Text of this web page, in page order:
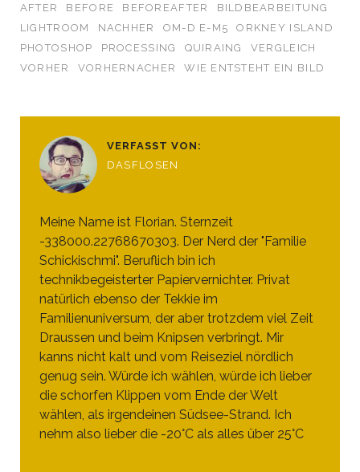
AFTER
BEFORE BEFOREAFTER
BILDBEARBEITUNG
LIGHTROOM
NACHHER OM-D E-M5
ORKNEY ISLAND
PHOTOSHOP
PROCESSING QUIRAING
VERGLEICH
VORHER
VORHERNACHER WIE ENTSTEHT EIN BILD
VERFASST VON:
DASFLOSEN
Meine Name ist Florian. Sternzeit
-338000.22768670303. Der Nerd der "Familie
Schickischmi". Beruflich bin ich
technikbegeisterter Papiervernichter. Privat
natürlich ebenso der Tekkie im
Familienuniversum, der aber trotzdem viel Zeit
Draussen und beim Knipsen verbringt. Mir
kanns nicht kalt und vom Reiseziel nördlich
genug sein. Würde ich wählen, würde ich lieber
die schorfen Klippen vom Ende der Welt
wählen, als irgendeinen Südsee-Strand. Ich
nehm also lieber die -20°C als alles über 25°C